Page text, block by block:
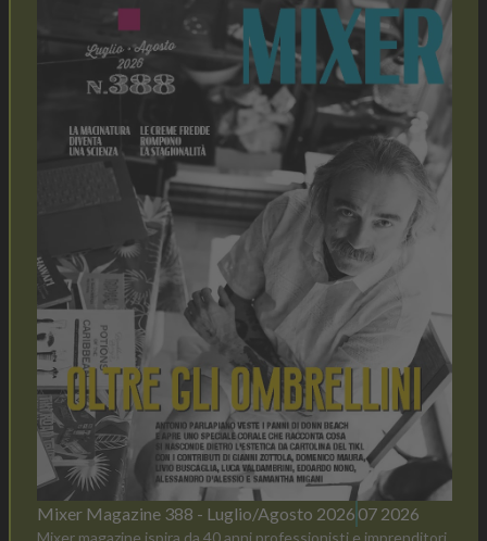
Mixer Magazine 388 - Luglio/Agosto 2026 07 2026